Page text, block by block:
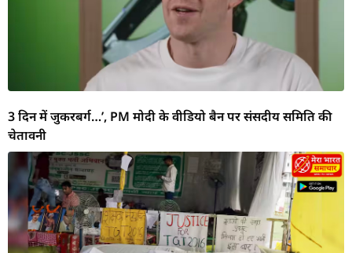
3 दिन में जुकरबर्ग…’, PM मोदी के वीडियो बैन पर संसदीय समिति की
चेतावनी